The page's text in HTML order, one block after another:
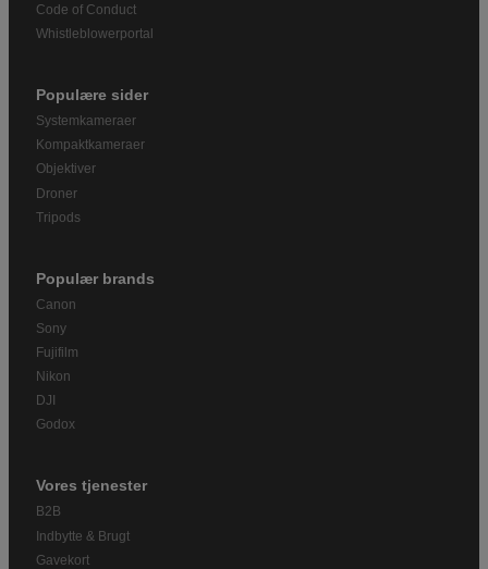
Code of Conduct
Whistleblowerportal
Populære sider
Systemkameraer
Kompaktkameraer
Objektiver
Droner
Tripods
Populær brands
Canon
Sony
Fujifilm
Nikon
DJI
Godox
Vores tjenester
B2B
Indbytte & Brugt
Gavekort